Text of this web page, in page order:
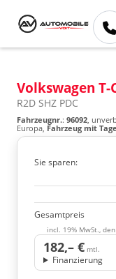
Volkswagen T-
R2D SHZ PDC
Fahrzeugnr.: 96092,
Europa, Fahrzeug mit
Sie sparen:
Gesamtpreis
incl. 19% MwSt.,
182,– € mtl.
Finanzierung